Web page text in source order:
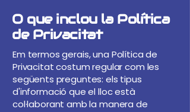
O que inclou la Política
de Privacitat
Em termos gerais, una Política de
Privacitat costum regular com les
següents preguntes: els tipus
d'informació que el lloc està
col·laborant amb la manera de